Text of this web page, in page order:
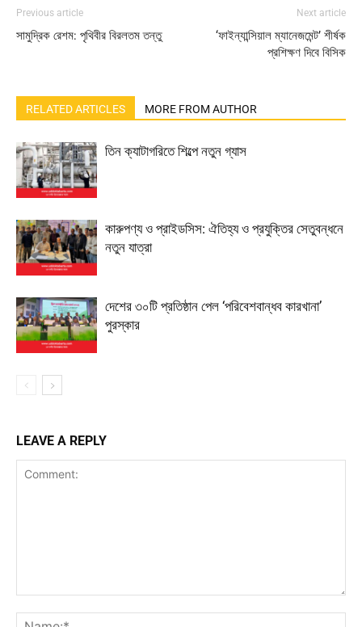
Previous article
সামুদ্রিক রেশম: পৃথিবীর বিরলতম তন্তু
Next article
‘ফাইন্যান্সিয়াল ম্যানেজমেন্ট’ শীর্ষক
প্রশিক্ষণ দিবে বিসিক
RELATED ARTICLES MORE FROM AUTHOR
তিন ক্যাটাগরিতে শিল্পে নতুন গ্যাস
কারুপণ্য ও প্রাইডসিস: ঐতিহ্য ও প্রযুক্তির সেতুবন্ধনে
নতুন যাত্রা
দেশের ৩০টি প্রতিষ্ঠান পেল ‘পরিবেশবান্ধব কারখানা’
পুরস্কার
LEAVE A REPLY